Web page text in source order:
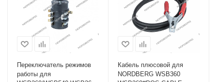
Переключатель режимов
работы для
Кабель плюсовой для
NORDBERG WSB360